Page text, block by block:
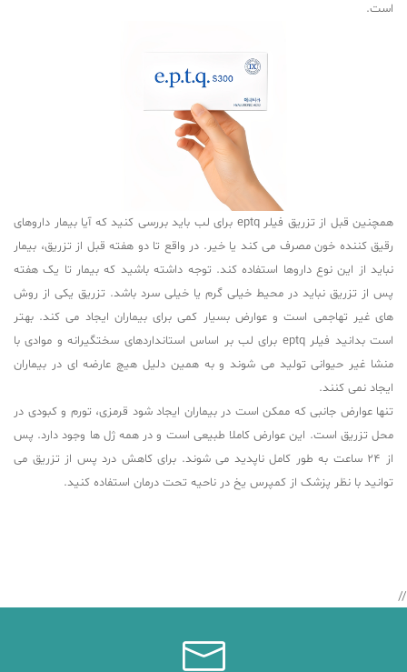
است.
همچنین قبل از تزریق فیلر eptq برای لب باید بررسی کنید که آیا بیمار داروهای
رقیق کننده خون مصرف می کند یا خیر. در واقع تا دو هفته قبل از تزریق، بیمار
نباید از این نوع داروها استفاده کند. توجه داشته باشید که بیمار تا یک هفته
پس از تزریق نباید در محیط خیلی گرم یا خیلی سرد باشد. تزریق یکی از روش
های غیر تهاجمی است و عوارض بسیار کمی برای بیماران ایجاد می کند. بهتر
است بدانید فیلر eptq برای لب بر اساس استانداردهای سختگیرانه و موادی با
منشا غیر حیوانی تولید می شوند و به همین دلیل هیچ عارضه ای در بیماران
ایجاد نمی کنند.
تنها عوارض جانبی که ممکن است در بیماران ایجاد شود قرمزی، تورم و کبودی در
محل تزریق است. این عوارض کاملا طبیعی است و در همه ژل ها وجود دارد. پس
از 24 ساعت به طور کامل ناپدید می شوند. برای کاهش درد پس از تزریق می
توانید با نظر پزشک از کمپرس یخ در ناحیه تحت درمان استفاده کنید.
//